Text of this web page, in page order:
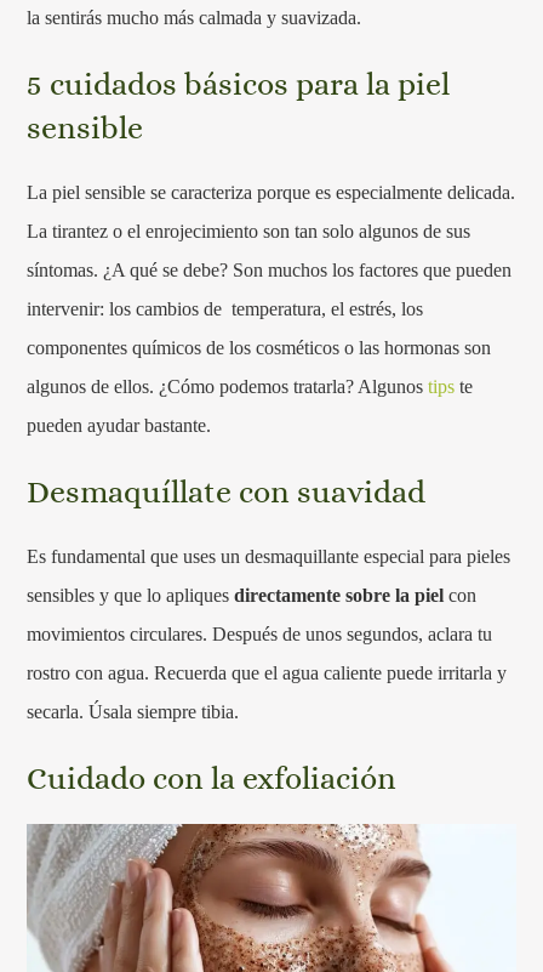
la sentirás mucho más calmada y suavizada.
5 cuidados básicos para la piel
sensible
La piel sensible se caracteriza porque es especialmente delicada.
La tirantez o el enrojecimiento son tan solo algunos de sus
síntomas. ¿A qué se debe? Son muchos los factores que pueden
intervenir: los cambios de temperatura, el estrés, los
componentes químicos de los cosméticos o las hormonas son
algunos de ellos. ¿Cómo podemos tratarla? Algunostips te
pueden ayudar bastante.
Desmaquíllate con suavidad
Es fundamental que uses un desmaquillante especial para pieles
sensibles y que lo apliquesdirectamente sobre la pielcon
movimientos circulares. Después de unos segundos, aclara tu
rostro con agua. Recuerda que el agua caliente puede irritarla y
secarla. Úsala siempre tibia.
Cuidado con la exfoliación